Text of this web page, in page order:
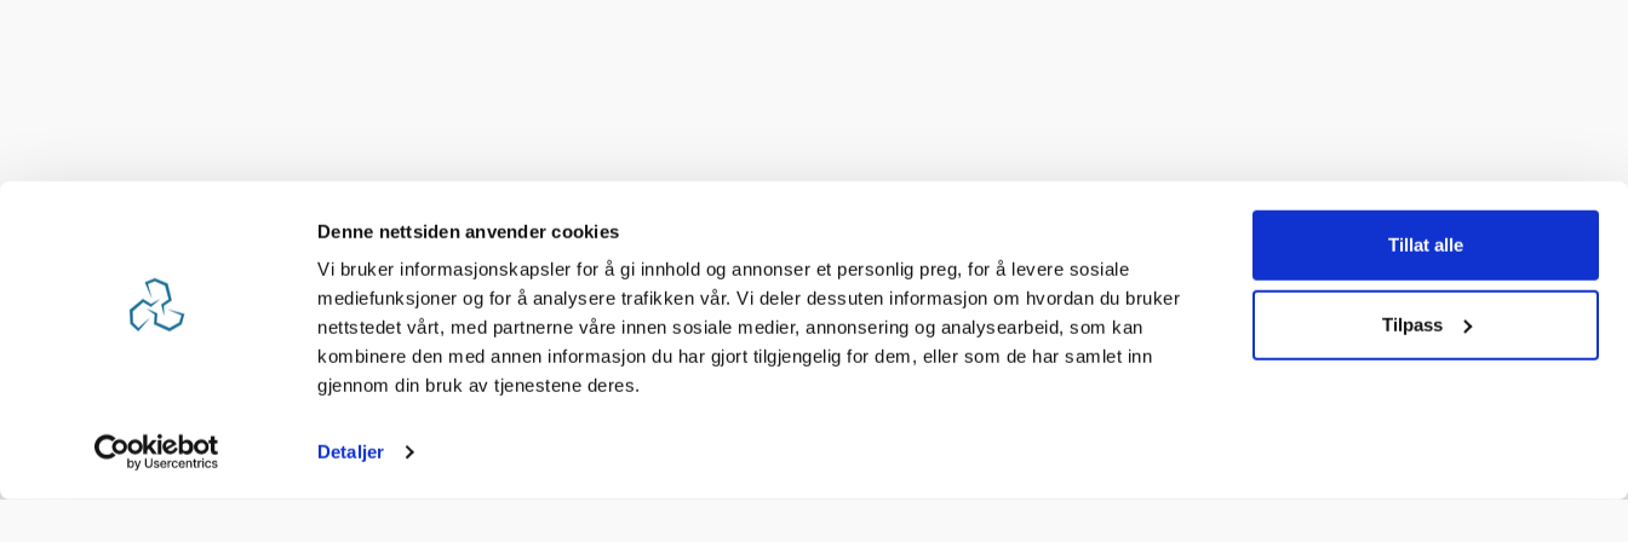
Denne nettsiden anvender cookies
Vi bruker informasjonskapsler for å gi innhold og annonser et personlig preg, for å levere sosiale
mediefunksjoner og for å analysere trafikken vår. Vi deler dessuten informasjon om hvordan du bruker
nettstedet vårt, med partnerne våre innen sosiale medier, annonsering og analysearbeid, som kan
kombinere den med annen informasjon du har gjort tilgjengelig for dem, eller som de har samlet inn
gjennom din bruk av tjenestene deres.
Detaljer
Tillat alle
Tilpass